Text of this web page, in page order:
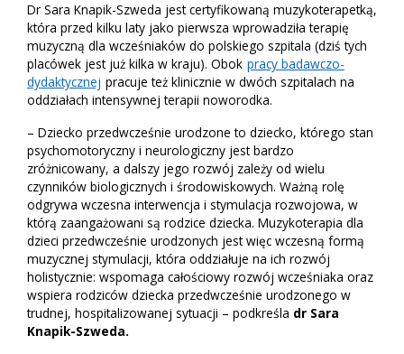
Dr Sara Knapik-Szweda jest certyfikowaną muzykoterapetką,
która przed kilku laty jako pierwsza wprowadziła terapię
muzyczną dla wcześniaków do polskiego szpitala (dziś tych
placówek jest już kilka w kraju). Obok pracy badawczo-
dydaktycznej pracuje też klinicznie w dwóch szpitalach na
oddziałach intensywnej terapii noworodka.
– Dziecko przedwcześnie urodzone to dziecko, którego stan
psychomotoryczny i neurologiczny jest bardzo
zróżnicowany, a dalszy jego rozwój zależy od wielu
czynników biologicznych i środowiskowych. Ważną rolę
odgrywa wczesna interwencja i stymulacja rozwojowa, w
którą zaangażowani są rodzice dziecka. Muzykoterapia dla
dzieci przedwcześnie urodzonych jest więc wczesną formą
muzycznej stymulacji, która oddziałuje na ich rozwój
holistycznie: wspomaga całościowy rozwój wcześniaka oraz
wspiera rodziców dziecka przedwcześnie urodzonego w
trudnej, hospitalizowanej sytuacji – podkreśla dr Sara
Knapik-Szweda.